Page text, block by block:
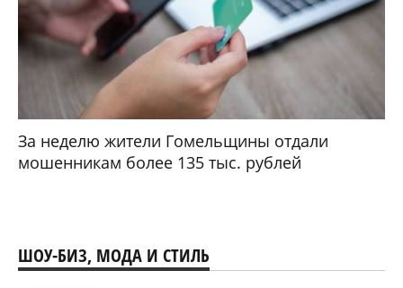
За неделю жители Гомельщины отдали
мошенникам более 135 тыс. рублей
ШОУ-БИЗ, МОДА И СТИЛЬ